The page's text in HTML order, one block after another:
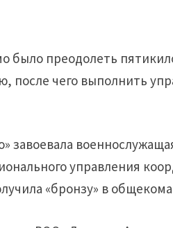
было преодолеть
после чего выполнить
завоевала
управления
«бронзу» в